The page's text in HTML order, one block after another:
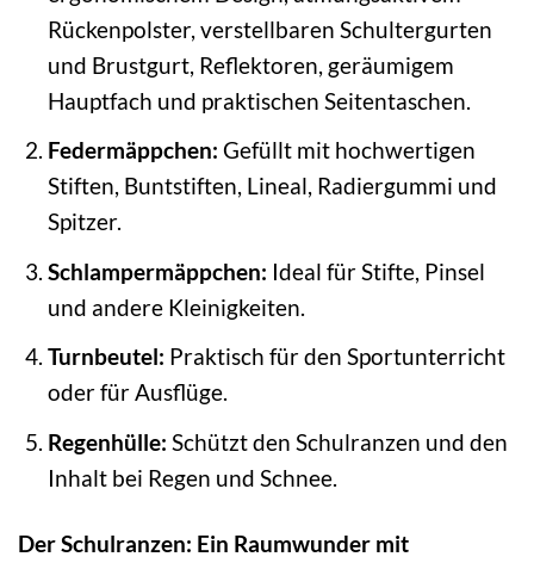
Rückenpolster, verstellbaren Schultergurten
und Brustgurt, Reflektoren, geräumigem
Hauptfach und praktischen Seitentaschen.
Federmäppchen: Gefüllt mit hochwertigen
Stiften, Buntstiften, Lineal, Radiergummi und
Spitzer.
Schlampermäppchen: Ideal für Stifte, Pinsel
und andere Kleinigkeiten.
Turnbeutel: Praktisch für den Sportunterricht
oder für Ausflüge.
Regenhülle: Schützt den Schulranzen und den
Inhalt bei Regen und Schnee.
Der Schulranzen: Ein Raumwunder mit